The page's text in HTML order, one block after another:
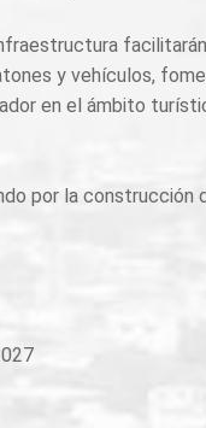
y vehículos,
en el ámbito
por la construcción